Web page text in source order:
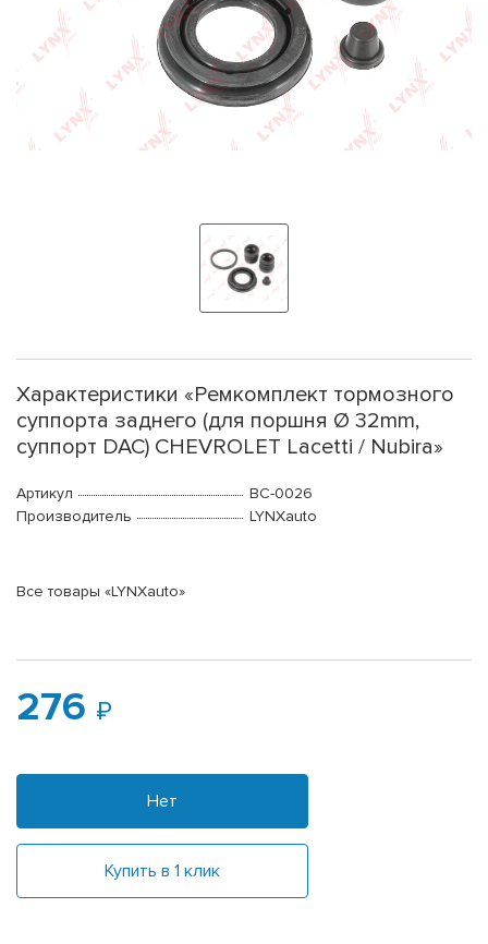
Характеристики «Ремкомплект тормозного
суппорта заднего (для поршня Ø 32mm,
суппорт DAC) CHEVROLET Lacetti / Nubira»
Артикул
BC-0026
Производитель
LYNXauto
Все товары «LYNXauto»
276
Нет
Купить в 1 клик